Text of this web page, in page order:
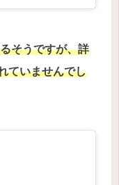
そうですが、詳
ていませんでし